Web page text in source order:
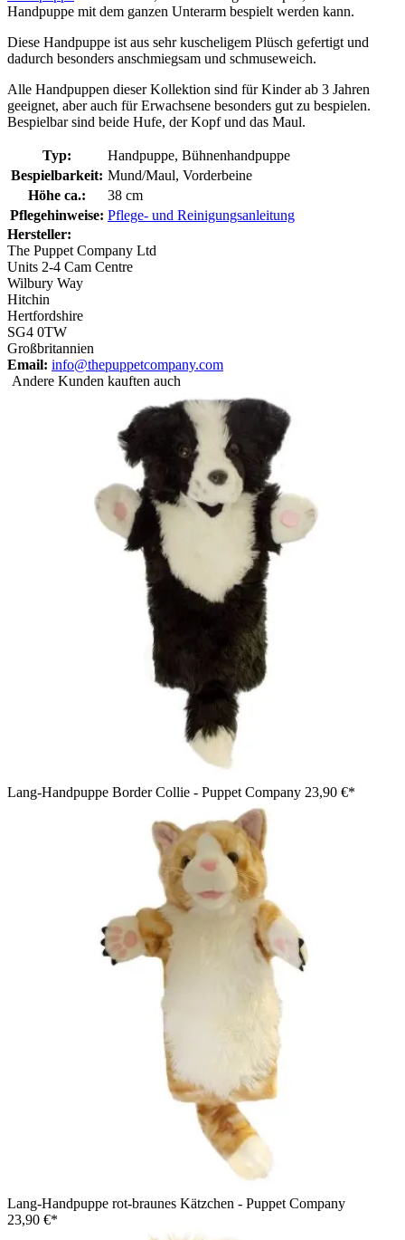
Handpuppe mit dem ganzen Unterarm bespielt werden kann.
Diese Handpuppe ist aus sehr kuscheligem Plüsch gefertigt und
dadurch besonders anschmiegsam und schmuseweich.
Alle Handpuppen dieser Kollektion sind für Kinder ab 3 Jahren
geeignet, aber auch für Erwachsene besonders gut zu bespielen.
Bespielbar sind beide Hufe, der Kopf und das Maul.
Typ:
Handpuppe, Bühnenhandpuppe
Bespielbarkeit: Mund/Maul, Vorderbeine
Höhe ca.:
38 cm
Pflegehinweise: Pflege- und Reinigungsanleitung
Hersteller:
The Puppet Company Ltd
Units 2-4 Cam Centre
Wilbury Way
Hitchin
Hertfordshire
SG4 0TW
Großbritannien
Email: info@thepuppetcompany.com
Andere Kunden kauften auch
Lang-Handpuppe Border Collie - Puppet Company 23,90 €*
Lang-Handpuppe rot-braunes Kätzchen - Puppet Company
23,90 €*